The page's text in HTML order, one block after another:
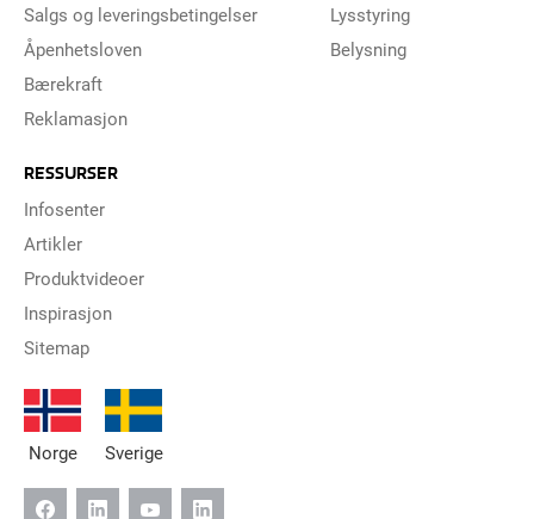
Salgs og leveringsbetingelser
Åpenhetsloven
Bærekraft
Reklamasjon
Lysstyring
Belysning
RESSURSER
Infosenter
Artikler
Produktvideoer
Inspirasjon
Sitemap
Norge Sverige